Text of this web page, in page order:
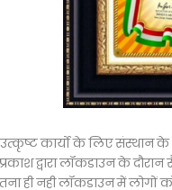
कार्यो के लिए संस्थान के
प्रकाश द्वारा लॉकडाउन
ही नही लॉकडाउन में लोगों